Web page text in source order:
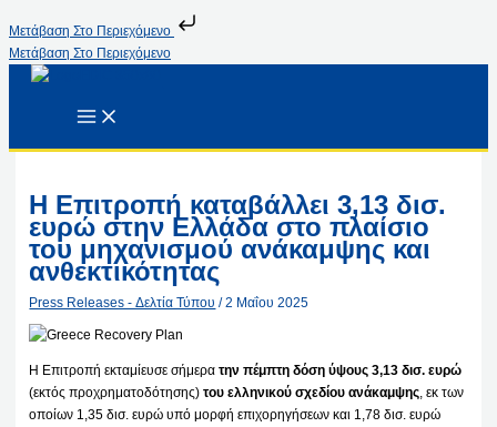
Μετάβαση Στο Περιεχόμενο
Μετάβαση Στο Περιεχόμενο
Η Επιτροπή καταβάλλει 3,13 δισ.
ευρώ στην Ελλάδα στο πλαίσιο
του μηχανισμού ανάκαμψης και
ανθεκτικότητας
Press Releases - Δελτία Τύπου /2 Μαΐου 2025
Η Επιτροπή εκταμίευσε σήμερατην πέμπτη δόση ύψους 3,13 δισ. ευρώ
(εκτός προχρηματοδότησης)του ελληνικού σχεδίου ανάκαμψης, εκ των
οποίων 1,35 δισ. ευρώ υπό μορφή επιχορηγήσεων και 1,78 δισ. ευρώ